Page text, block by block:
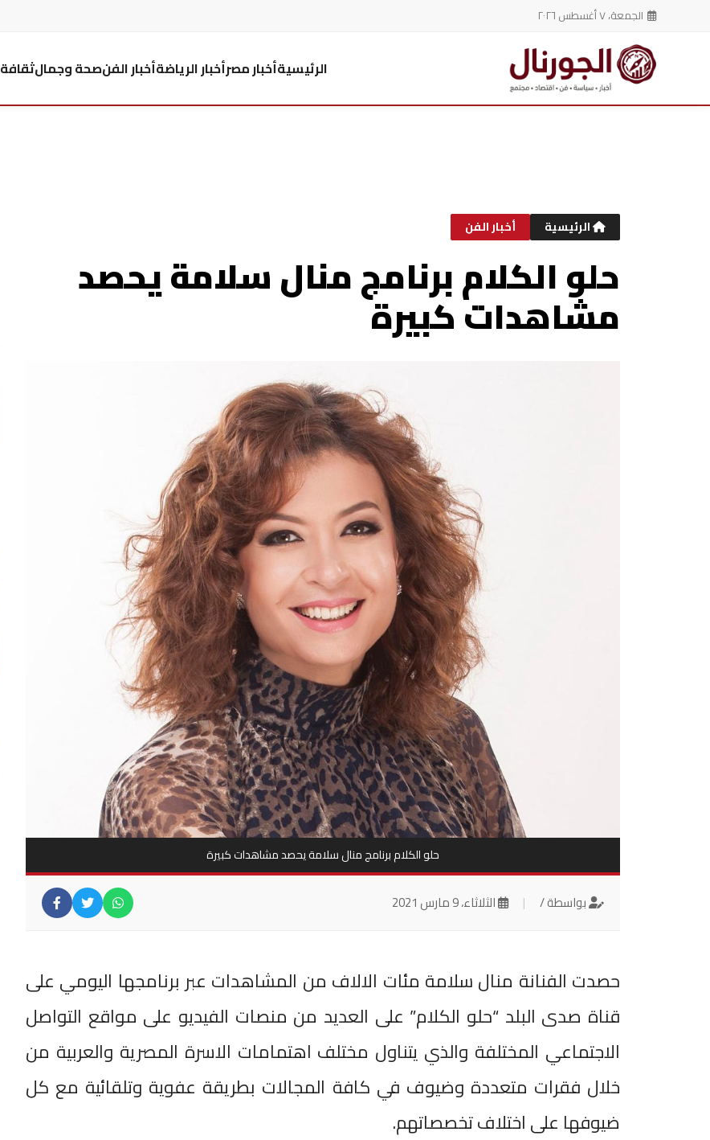
الجمعة، ٧ أغسطس ٢٠٢٦
الرئيسيةأخبار مصرأخبار الرياضةأخبار الفنصحة وجمالثقافة
الرئيسية أخبار الفن
حلو الكلام برنامج منال سلامة يحصد
مشاهدات كبيرة
حلو الكلام برنامج منال سلامة يحصد مشاهدات كبيرة
بواسطة / | الثلاثاء، 9 مارس 2021
حصدت الفنانة منال سلامة مئات الالاف من المشاهدات عبر برنامجها اليومي على
قناة صدى البلد “حلو الكلام” على العديد من منصات الفيديو على مواقع التواصل
الاجتماعي المختلفة والذي يتناول مختلف اهتمامات الاسرة المصرية والعربية من
خلال فقرات متعددة وضيوف في كافة المجالات بطريقة عفوية وتلقائية مع كل
ضيوفها على اختلاف تخصصاتهم.